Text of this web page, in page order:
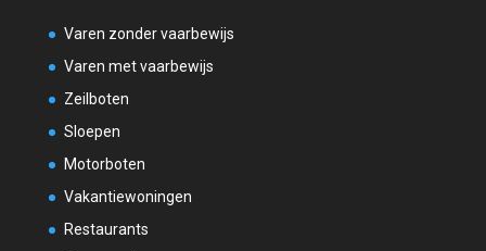
Varen zonder vaarbewijs
Varen met vaarbewijs
Zeilboten
Sloepen
Motorboten
Vakantiewoningen
Restaurants